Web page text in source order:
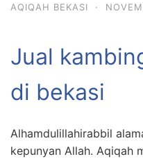
AQIQAH BEKASI ·
Jual
di bekasi
Alhamdulillahirabbil
kepunyan Allah. Aqiqah